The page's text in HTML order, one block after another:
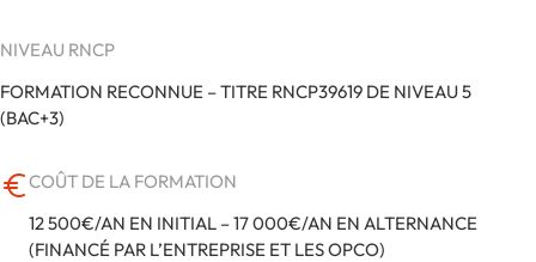
NIVEAU RNCP
FORMATION RECONNUE – TITRE RNCP39619 DE NIVEAU 5
(BAC+3)
COÛT DE LA FORMATION
12 500€/AN EN INITIAL – 17 000€/AN EN ALTERNANCE
(FINANCÉ PAR L’ENTREPRISE ET LES OPCO)